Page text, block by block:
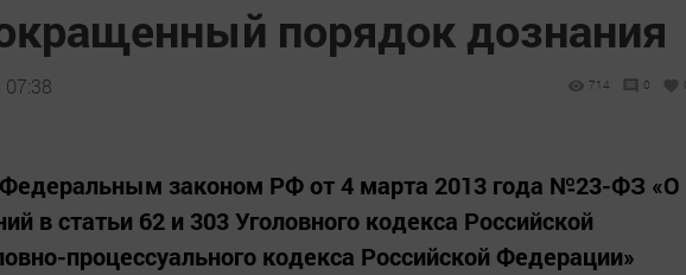
порядок дознания
07:38 714 0
Федеральным законом РФ от 4 марта 2013 года №23-ФЗ «О
в статьи 62 и 303 Уголовного кодекса Российской
процессуального кодекса Российской Федерации»